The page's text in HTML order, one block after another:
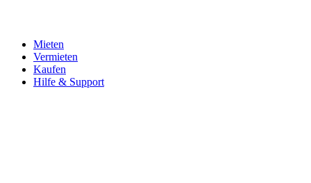
Mieten
Vermieten
Kaufen
Hilfe & Support